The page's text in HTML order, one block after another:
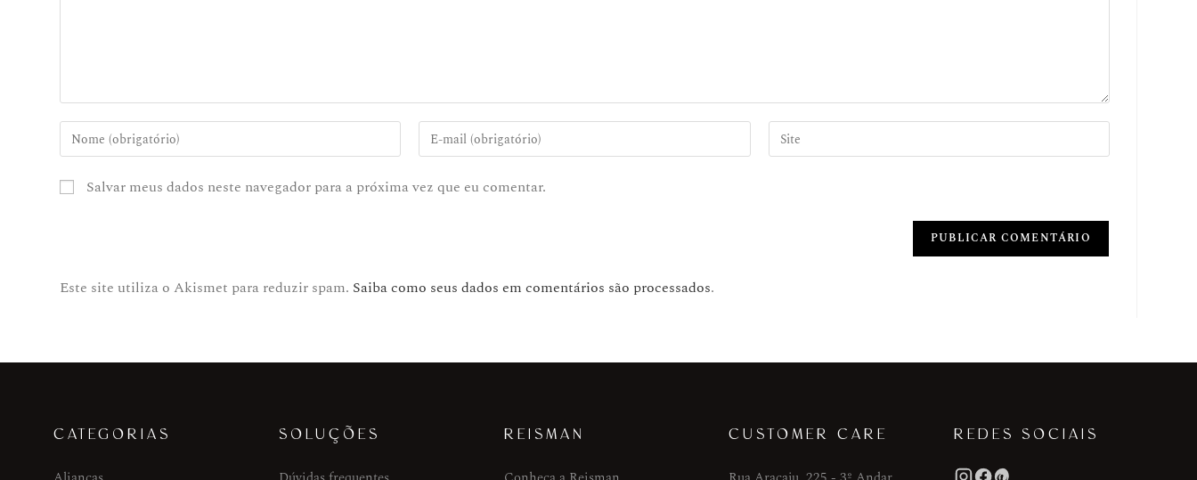
Salvar meus dados neste navegador para a próxima vez que eu comentar.
Este site utiliza o Akismet para reduzir spam. Saiba como seus dados em comentários são processados.
CATEGORIAS SOLUÇÕES REISMAN CUSTOMER CARE REDES SOCIAIS